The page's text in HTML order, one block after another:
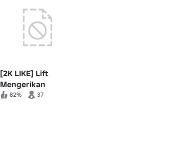
[2K LIKE] Lift
Mengerikan
(MUSIM 4)
82% 37